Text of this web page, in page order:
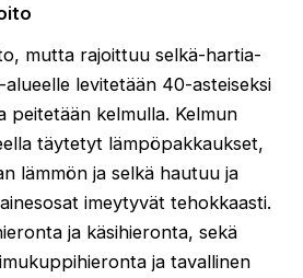
mutta rajoittuu selkä-hartia-
levitetään 40-asteiseksi
peitetään kelmulla. Kelmun
täytetyt lämpöpakkaukset,
lämmön ja selkä hautuu ja
imeytyvät tehokkaasti.
ja käsihieronta, sekä
ja tavallinen